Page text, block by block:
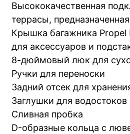
Высококачественная
террасы,
Крышка багажника Propel
для аксессуаров и
8-дюймовый люк для
Ручки для переноски
Задний отсек для
Заглушки для водостоков
Сливная пробка
D-образные кольца с